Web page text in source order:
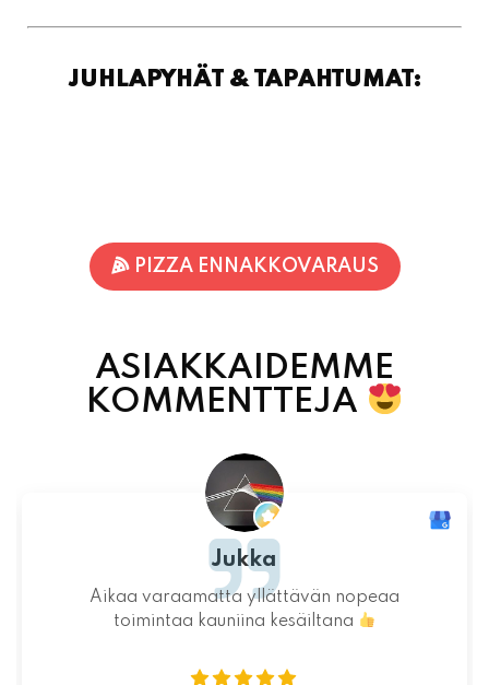
JUHLAPYHÄT & TAPAHTUMAT:
PIZZA ENNAKKOVARAUS
ASIAKKAIDEMME
KOMMENTTEJA
Jukka
Aikaa varaamatta yllättävän nopeaa
toimintaa kauniina kesäiltana